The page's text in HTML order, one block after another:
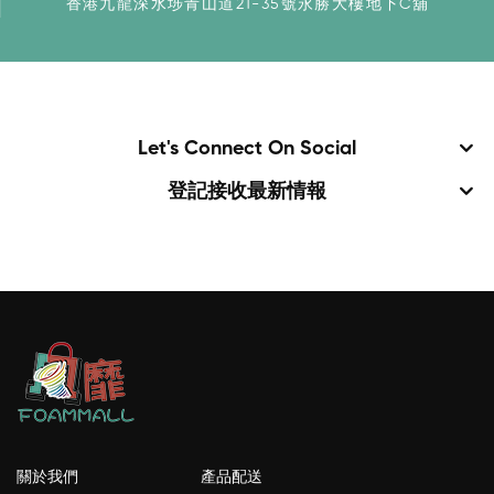
香港九龍深水埗青山道21-35號永勝大樓地下C舖
Let's Connect On Social
登記接收最新情報
關於我們 產品配送